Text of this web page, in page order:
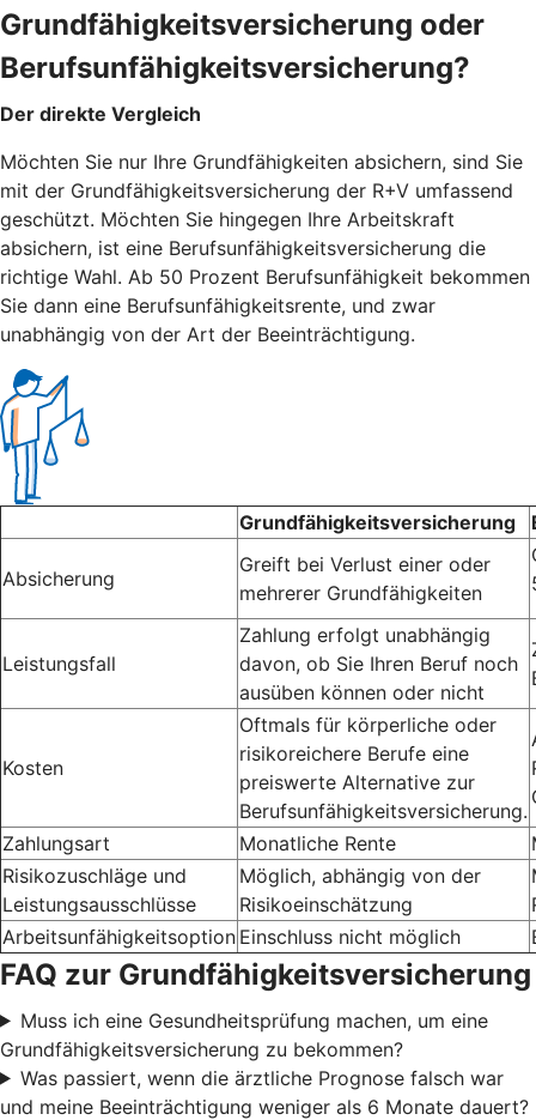
Grundfähigkeitsversicherung oder
Berufsunfähigkeitsversicherung?
Der direkte Vergleich
Möchten Sie nur Ihre Grundfähigkeiten absichern, sind Sie
mit der Grundfähigkeitsversicherung der R+V umfassend
geschützt. Möchten Sie hingegen Ihre Arbeitskraft
absichern, ist eine Berufsunfähigkeitsversicherung die
richtige Wahl. Ab 50 Prozent Berufsunfähigkeit bekommen
Sie dann eine Berufsunfähigkeitsrente, und zwar
unabhängig von der Art der Beeinträchtigung.
Grundfähigkeitsversicherung
Absicherung
Greift bei Verlust einer oder
mehrerer Grundfähigkeiten
Leistungsfall
Zahlung erfolgt unabhängig
davon, ob Sie Ihren Beruf noch
ausüben können oder nicht
Kosten
Oftmals für körperliche oder
risikoreichere Berufe eine
preiswerte Alternative zur
Berufsunfähigkeitsversicherung.
Zahlungsart
Monatliche Rente
Risikozuschläge und
Leistungsausschlüsse
Möglich, abhängig von der
Risikoeinschätzung
Arbeitsunfähigkeitsoption Einschluss nicht möglich
FAQ zur Grundfähigkeitsversicherung
Muss ich eine Gesundheitsprüfung machen, um eine
Grundfähigkeitsversicherung zu bekommen?
Was passiert, wenn die ärztliche Prognose falsch war
und meine Beeinträchtigung weniger als 6 Monate dauert?